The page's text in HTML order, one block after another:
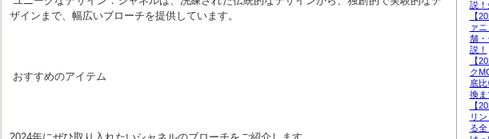
ザインまで、幅広いブローチを提供しています。
おすすめのアイテム
説！
【
ァ
舗
説！
【
ク
底
換ま
【
リ
る